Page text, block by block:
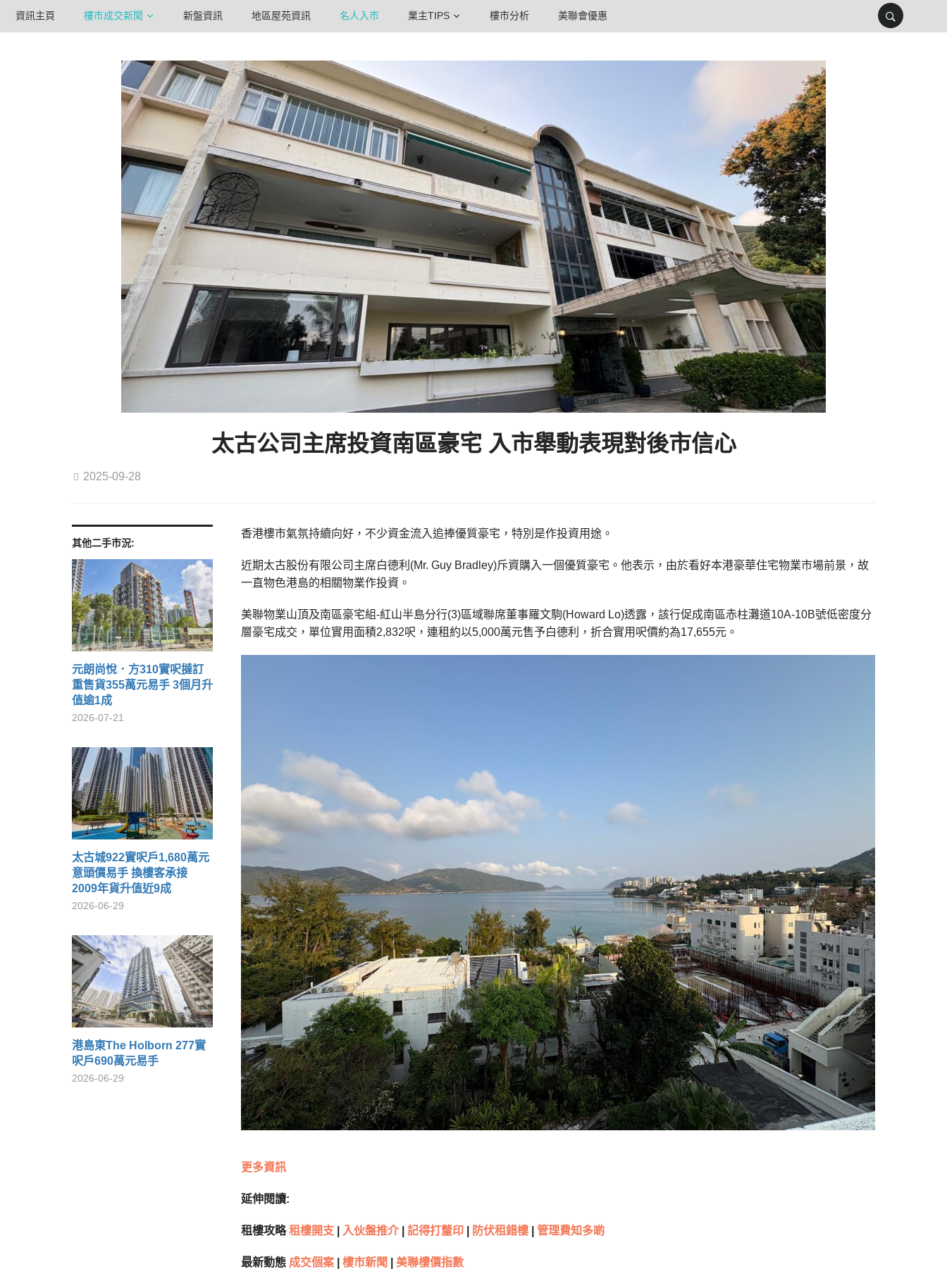
資訊主頁 樓市成交新聞 新盤資訊 地區屋苑資訊 名人入市 業主TIPS 樓市分析 美聯會優惠
太古公司主席投資南區豪宅 入市舉動表現對後市信心
2025-09-28
其他二手市況:
元朗尚悅．方310實呎撻訂
重售貨355萬元易手 3個月升
值逾1成
2026-07-21
太古城922實呎戶1,680萬元
意頭價易手 換樓客承接
2009年貨升值近9成
2026-06-29
港島東The Holborn 277實
呎戶690萬元易手
2026-06-29
香港樓市氣氛持續向好，不少資金流入追捧優質豪宅，特別是作投資用途。
近期太古股份有限公司主席白德利(Mr. Guy Bradley)斥資購入一個優質豪宅。他表示，由於看好本港豪華住宅物業市場前景，故
一直物色港島的相關物業作投資。
美聯物業山頂及南區豪宅組-紅山半島分行(3)區域聯席董事羅文駒(Howard Lo)透露，該行促成南區赤柱灘道10A-10B號低密度分
層豪宅成交，單位實用面積2,832呎，連租約以5,000萬元售予白德利，折合實用呎價約為17,655元。
更多資訊
延伸閱讀:
租樓攻略租樓開支 入伙盤推介 記得打釐印 防伏租錯樓 管理費知多啲
最新動態 成交個案 樓市新聞 美聯樓價指數